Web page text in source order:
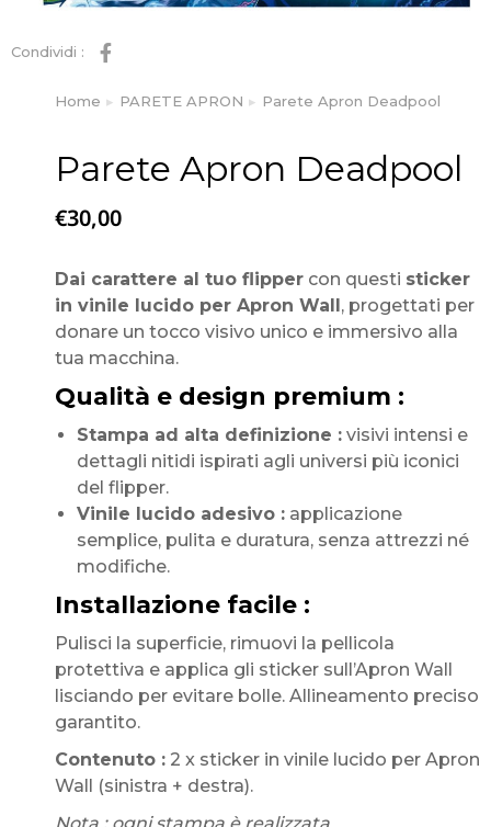
Condividi :
Tu sei qui:
Home PARETE APRON Parete Apron Deadpool
Parete Apron Deadpool
€30,00
Dai carattere al tuo flipper con questi sticker
in vinile lucido per Apron Wall, progettati per
donare un tocco visivo unico e immersivo alla
tua macchina.
Qualità e design premium :
Stampa ad alta definizione : visivi intensi e
dettagli nitidi ispirati agli universi più iconici
del flipper.
Vinile lucido adesivo : applicazione
semplice, pulita e duratura, senza attrezzi né
modifiche.
Installazione facile :
Pulisci la superficie, rimuovi la pellicola
protettiva e applica gli sticker sull’Apron Wall
lisciando per evitare bolle. Allineamento preciso
garantito.
Contenuto : 2 x sticker in vinile lucido per Apron
Wall (sinistra + destra).